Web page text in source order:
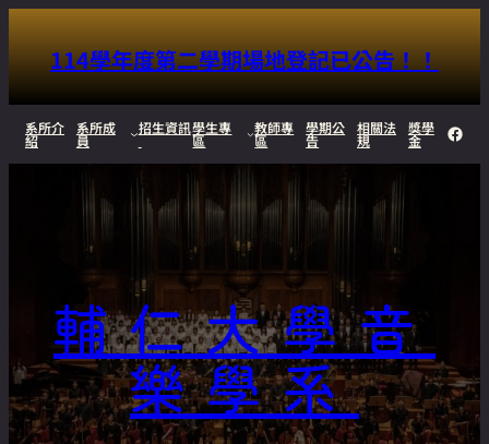
114學年度第二學期場地登記已公告！！
跳
至
系所介
紹
系所成
員
招生資訊學生專
區
教師專
區
學期公
告
相關法
規
獎學
金
輔仁大學音
樂學系